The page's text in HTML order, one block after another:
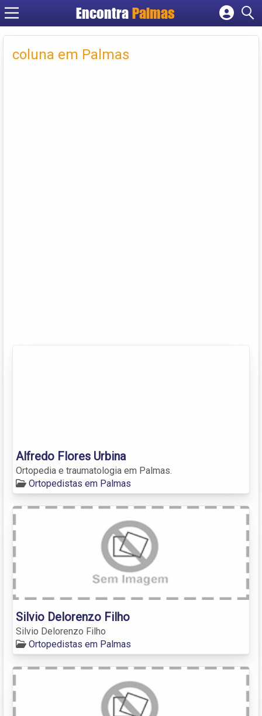
Encontra Palmas
Cadastrar empresa
Criar conta
coluna em Palmas
Alfredo Flores Urbina
Ortopedia e traumatologia em Palmas.
Ortopedistas em Palmas
Silvio Delorenzo Filho
Silvio Delorenzo Filho
Ortopedistas em Palmas